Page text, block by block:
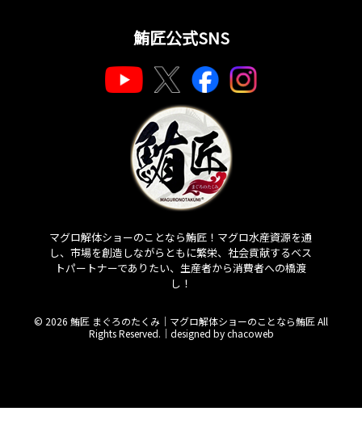
鮪匠公式SNS
マグロ解体ショーのことなら鮪匠！マグロ水産資源を通
し、市場を創造しながらともに繁栄、社会貢献するベス
トパートナーでありたい、生産者から消費者への橋渡
し！
© 2026 鮪匠 まぐろのたくみ｜マグロ解体ショーのことなら鮪匠 All
Rights Reserved.｜ designed by chacoweb